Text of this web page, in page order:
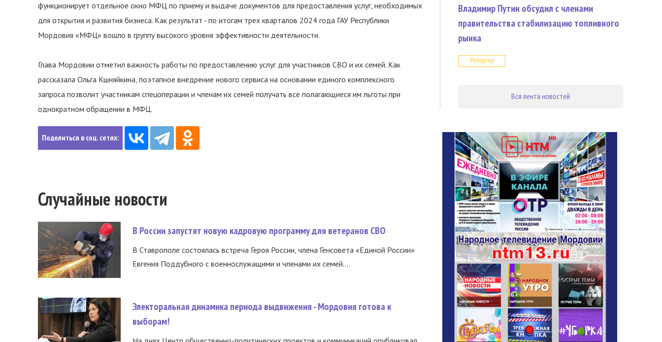
функционирует отдельное окно МФЦ по приему и выдаче документов для предоставления услуг, необходимых
для открытия и развития бизнеса. Как результат - по итогам трех кварталов 2024 года ГАУ Республики
Мордовия «МФЦ» вошло в группу высокого уровня эффективности деятельности.
Глава Мордовии отметил важность работы по предоставлению услуг для участников СВО и их семей. Как
рассказала Ольга Кшняйкина, поэтапное внедрение нового сервиса на основании единого комплексного
запроса позволит участникам спецоперации и членам их семей получать все полагающиеся им льготы при
однократном обращении в МФЦ.
Поделиться в соц. сетях:
Случайные новости
В России запустят новую кадровую программу для ветеранов СВО
В Ставрополе состоялась встреча Героя России, члена Генсовета «Единой России»
Евгения Поддубного с военнослужащими и членами их семей....
Электоральная динамика периода выдвижения - Мордовия готова к
выборам!
Владимир Путин обсудил с членами
правительства стабилизацию топливного
рынка
Репортер
Вся лента новостей